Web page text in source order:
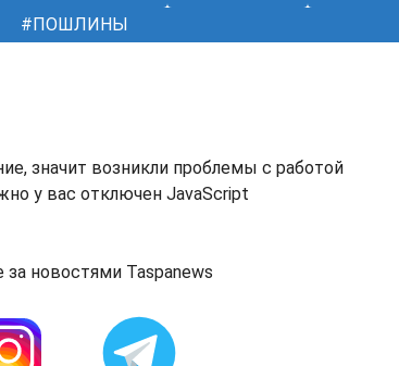
ПОШЛИНЫ
значит возникли проблемы с работой
у вас отключен JavaScript
за новостями Taspanews